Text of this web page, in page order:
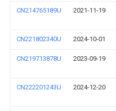
CN214765189U 2021-11-19
CN221802340U 2024-10-01
CN219713878U 2023-09-19
CN222201243U 2024-12-20